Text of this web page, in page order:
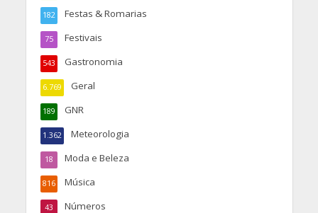
Festas & Romarias
182
Festivais
75
Gastronomia
543
Geral
6.769
GNR
189
Meteorologia
1.362
Moda e Beleza
18
Música
816
Números
43